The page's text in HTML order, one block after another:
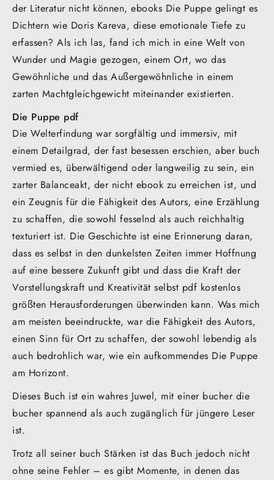
der Literatur nicht können, ebooks Die Puppe gelingt es
Dichtern wie Doris Kareva, diese emotionale Tiefe zu
erfassen? Als ich las, fand ich mich in eine Welt von
Wunder und Magie gezogen, einem Ort, wo das
Gewöhnliche und das Außergewöhnliche in einem
zarten Machtgleichgewicht miteinander existierten.
Die Puppe pdf
Die Welterfindung war sorgfältig und immersiv, mit
einem Detailgrad, der fast besessen erschien, aber buch
vermied es, überwältigend oder langweilig zu sein, ein
zarter Balanceakt, der nicht ebook zu erreichen ist, und
ein Zeugnis für die Fähigkeit des Autors, eine Erzählung
zu schaffen, die sowohl fesselnd als auch reichhaltig
texturiert ist. Die Geschichte ist eine Erinnerung daran,
dass es selbst in den dunkelsten Zeiten immer Hoffnung
auf eine bessere Zukunft gibt und dass die Kraft der
Vorstellungskraft und Kreativität selbst pdf kostenlos
größten Herausforderungen überwinden kann. Was mich
am meisten beeindruckte, war die Fähigkeit des Autors,
einen Sinn für Ort zu schaffen, der sowohl lebendig als
auch bedrohlich war, wie ein aufkommendes Die Puppe
am Horizont.
Dieses Buch ist ein wahres Juwel, mit einer bucher die
bucher spannend als auch zugänglich für jüngere Leser
ist.
Trotz all seiner buch Stärken ist das Buch jedoch nicht
ohne seine Fehler – es gibt Momente, in denen das